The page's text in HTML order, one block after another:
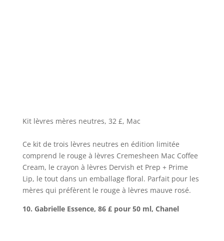
Kit lèvres mères neutres, 32 £, Mac
Ce kit de trois lèvres neutres en édition limitée
comprend le rouge à lèvres Cremesheen Mac Coffee
Cream, le crayon à lèvres Dervish et Prep + Prime
Lip, le tout dans un emballage floral. Parfait pour les
mères qui préfèrent le rouge à lèvres mauve rosé.
10. Gabrielle Essence, 86 £ pour 50 ml, Chanel